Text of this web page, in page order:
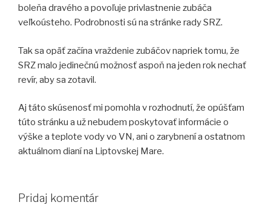
boleňa dravého a povoľuje privlastnenie zubáča
veľkoústeho. Podrobnosti sú na stránke rady SRZ.
Tak sa opäť začína vraždenie zubáčov napriek tomu, že
SRZ malo jedinečnú možnosť aspoň na jeden rok nechať
revír, aby sa zotavil.
Aj táto skúsenosť mi pomohla v rozhodnutí, že opúšťam
túto stránku a už nebudem poskytovať informácie o
výške a teplote vody vo VN, ani o zarybnení a ostatnom
aktuálnom dianí na Liptovskej Mare.
Pridaj komentár